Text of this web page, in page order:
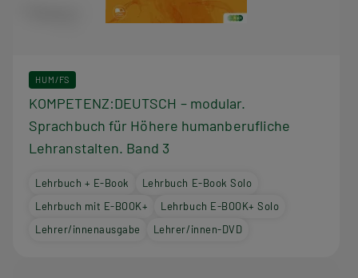
HUM/FS
KOMPETENZ:DEUTSCH – modular.
Sprachbuch für Höhere humanberufliche
Lehranstalten. Band 3
Lehrbuch + E-Book
Lehrbuch E-Book Solo
Lehrbuch mit E-BOOK+
Lehrbuch E-BOOK+ Solo
Lehrer/innenausgabe
Lehrer/innen-DVD